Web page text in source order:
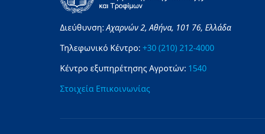
Διεύθυνση:Αχαρνών 2,Αθήνα, 101 76, Ελλάδα
Τηλεφωνικό Κέντρο: +30 (210) 212-4000
Κέντρο εξυπηρέτησης Αγροτών: 1540
Στοιχεία Επικοινωνίας